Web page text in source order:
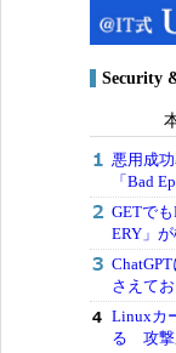
Security
悪用成
「Bad
GETで
ERY」
さえて
Linuxカ
る 攻撃